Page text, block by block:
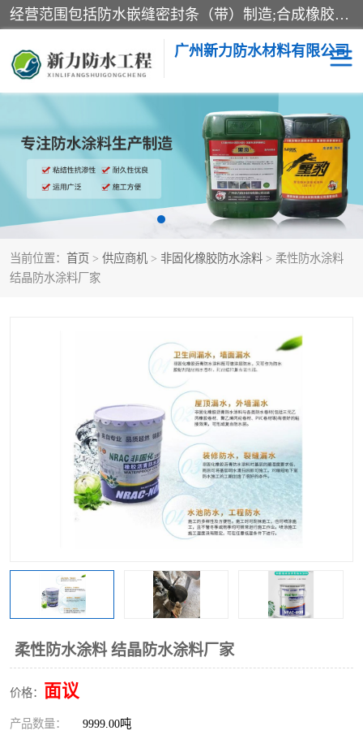
经营范围包括防水嵌缝密封条（带）制造;合成橡胶制造（监控化学品、危险化学品除外）;沥青混合物制造;防水胶粘带制造;其他合成材料制造（监控化学品、危险化学品除外）;涂料制造（监控化学品、危险化学品除外）;建筑结构防水补漏;防水建筑材料制造;粘合剂制造（监控化学品、危险化学品除外）;涂料零售;广州新力防水材料有限公司具有1处分支机构。
广州新力防水材料有限公司
当前位置： 首页 > 供应商机 > 非固化橡胶防水涂料 > 柔性防水涂料
结晶防水涂料厂家
柔性防水涂料 结晶防水涂料厂家
价格： 面议
产品数量： 9999.00吨
黑豹防水胶 建筑108胶水
乳化沥青防水涂料 自粘卷材
非固化橡胶防水涂料